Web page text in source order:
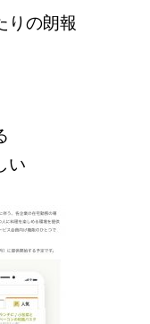
りの朗報
い